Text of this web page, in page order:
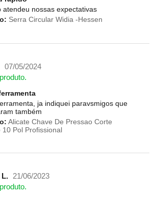
atendeu nossas expectativas
Serra Circular Widia -Hessen
07/05/2024
ja indiquei paravsmigos que
também
Alicate Chave De Pressao Corte
10 Pol Profissional
L.
21/06/2023